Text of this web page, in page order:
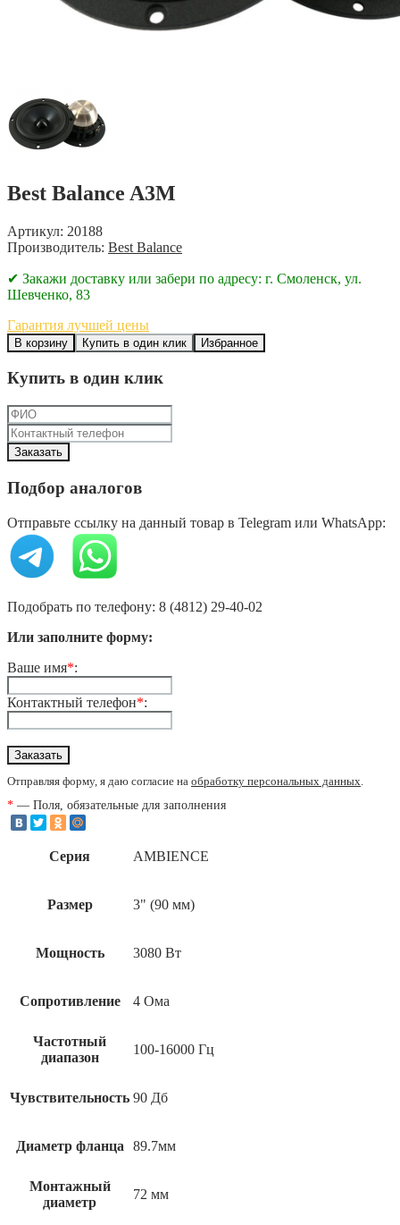
Best Balance A3M
Артикул: 20188
Производитель: Best Balance
✔ Закажи доставку или забери по адресу: г. Смоленск, ул.
Шевченко, 83
Гарантия лучшей цены
В корзину Купить в один клик Избранное
Купить в один клик
Подбор аналогов
Отправьте ссылку на данный товар в Telegram или WhatsApp:
Подобрать по телефону: 8 (4812) 29-40-02
Или заполните форму:
Ваше имя*:
Контактный телефон*:
Отправляя форму, я даю согласие на обработку персональных данных.
* — Поля, обязательные для заполнения
Серия AMBIENCE
Размер 3" (90 мм)
Мощность 3080 Вт
Сопротивление 4 Ома
Частотный
диапазон
100-16000 Гц
Чувствительность 90 Дб
Диаметр фланца 89.7мм
Монтажный
диаметр
72 мм